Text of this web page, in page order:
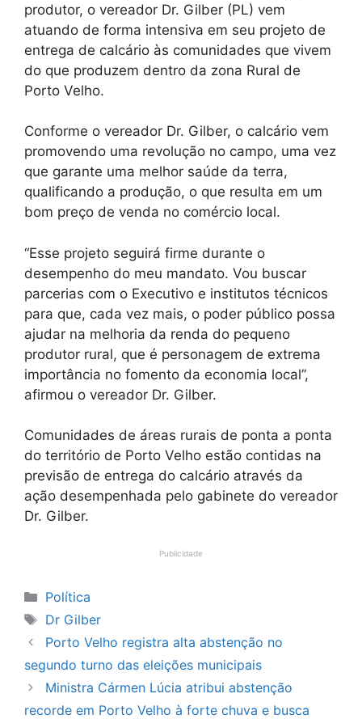
produtor, o vereador Dr. Gilber (PL) vem
atuando de forma intensiva em seu projeto de
entrega de calcário às comunidades que vivem
do que produzem dentro da zona Rural de
Porto Velho.
Conforme o vereador Dr. Gilber, o calcário vem
promovendo uma revolução no campo, uma vez
que garante uma melhor saúde da terra,
qualificando a produção, o que resulta em um
bom preço de venda no comércio local.
“Esse projeto seguirá firme durante o
desempenho do meu mandato. Vou buscar
parcerias com o Executivo e institutos técnicos
para que, cada vez mais, o poder público possa
ajudar na melhoria da renda do pequeno
produtor rural, que é personagem de extrema
importância no fomento da economia local”,
afirmou o vereador Dr. Gilber.
Comunidades de áreas rurais de ponta a ponta
do território de Porto Velho estão contidas na
previsão de entrega do calcário através da
ação desempenhada pelo gabinete do vereador
Dr. Gilber.
Publicidade
Categorias
Política
Tags
Dr Gilber
Porto Velho registra alta abstenção no
segundo turno das eleições municipais
Ministra Cármen Lúcia atribui abstenção
recorde em Porto Velho à forte chuva e busca